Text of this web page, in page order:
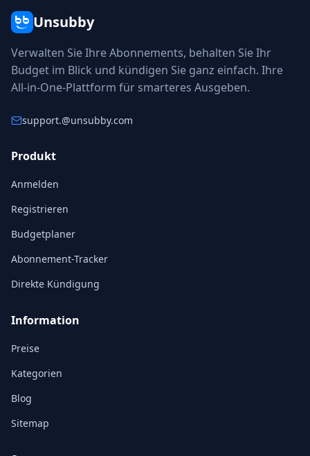
Unsubby
Verwalten Sie Ihre Abonnements, behalten Sie Ihr
Budget im Blick und kündigen Sie ganz einfach. Ihre
All-in-One-Plattform für smarteres Ausgeben.
support.@unsubby.com
Produkt
Anmelden
Registrieren
Budgetplaner
Abonnement-Tracker
Direkte Kündigung
Information
Preise
Kategorien
Blog
Sitemap